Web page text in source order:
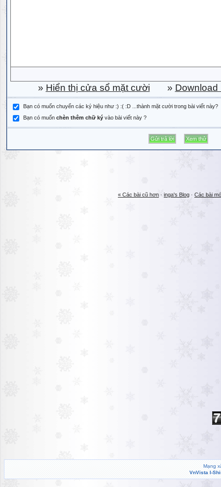
» Hiển thị cửa sổ mặt cười » Download
Bạn có muốn chuyển các ký hiệu như :) :( :D ...thành mặt cười trong bài viết này?
Bạn có muốn chèn thêm chữ ký vào bài viết này ?
« Các bài cũ hơn · inga's Blog · Các bài
Mạng
VnVista I-